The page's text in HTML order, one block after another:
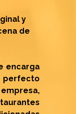
y
de
encarga